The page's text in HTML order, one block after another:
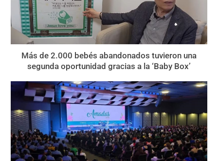
Más de 2.000 bebés abandonados tuvieron una
segunda oportunidad gracias a la ‘Baby Box’